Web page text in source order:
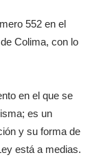
552 en el
Colima, con lo
en el que se
es un
y su forma de
está a medias.